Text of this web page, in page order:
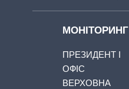
МОНІТОРИНГ
ПРЕЗИДЕНТ І
ОФІС
ВЕРХОВНА